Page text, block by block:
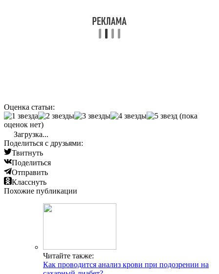
Оценка статьи:
(пока
оценок нет)
Загрузка...
Поделиться с друзьями:
Твитнуть
Поделиться
Отправить
Класснуть
Похожие публикации
Читайте также:
Как проводится анализ крови при подозрении на